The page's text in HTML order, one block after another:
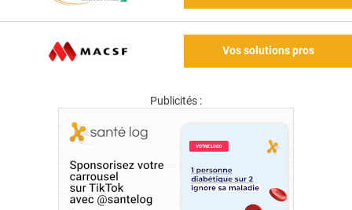
Vos solutions pros
Publicités :